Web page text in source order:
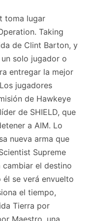
toma lugar
Taking
de Clint Barton, y
solo jugador o
entregar la mejor
jugadores
de Hawkeye
de SHIELD, que
a AIM. Lo
nueva arma que
Supreme
el destino
él se verá envuelto
el tiempo,
Tierra por